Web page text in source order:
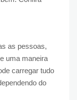
as pessoas,
uma maneira
carregar tudo
do